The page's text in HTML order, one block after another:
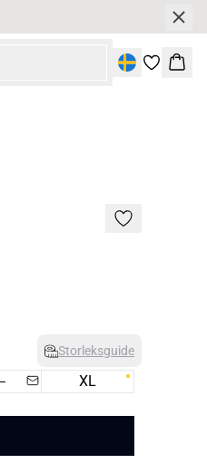
Korg
Storleksguide
XL